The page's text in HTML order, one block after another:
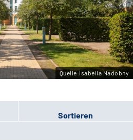
Quelle:Isabella Nadobny
Sortieren